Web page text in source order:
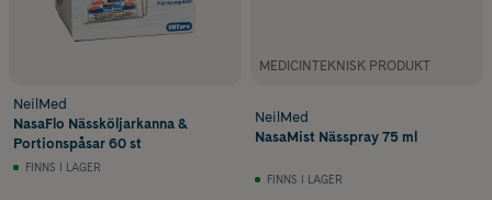
NeilMed
NasaFlo Nässköljarkanna &
Portionspåsar 60 st
FINNS I LAGER
MEDICINTEKNISK PRODUKT
NeilMed
NasaMist Nässpray 75 ml
FINNS I LAGER